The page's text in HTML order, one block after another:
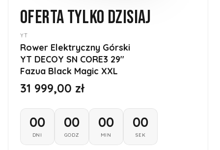
OFERTA TYLKO DZISIAJ
YT
Rower Elektryczny Górski
YT DECOY SN CORE3 29''
Fazua Black Magic XXL
31 999,00 zł
00
DNI
00
GODZ
00
MIN
00
SEK